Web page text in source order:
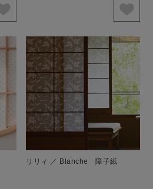
リリィ ／ Blanche 障子紙